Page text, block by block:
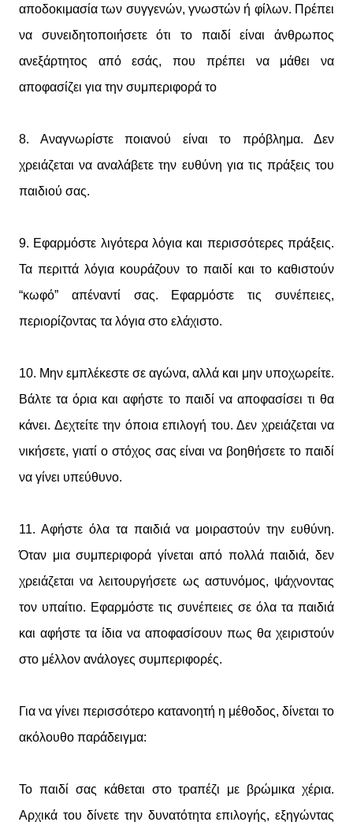
αποδοκιμασία των συγγενών, γνωστών ή φίλων. Πρέπει
να συνειδητοποιήσετε ότι το παιδί είναι άνθρωπος
ανεξάρτητος από εσάς, που πρέπει να μάθει να
αποφασίζει για την συμπεριφορά το
8. Αναγνωρίστε ποιανού είναι το πρόβλημα. Δεν
χρειάζεται να αναλάβετε την ευθύνη για τις πράξεις του
παιδιού σας.
9. Εφαρμόστε λιγότερα λόγια και περισσότερες πράξεις.
Τα περιττά λόγια κουράζουν το παιδί και το καθιστούν
“κωφό” απέναντί σας. Εφαρμόστε τις συνέπειες,
περιορίζοντας τα λόγια στο ελάχιστο.
10. Μην εμπλέκεστε σε αγώνα, αλλά και μην υποχωρείτε.
Βάλτε τα όρια και αφήστε το παιδί να αποφασίσει τι θα
κάνει. Δεχτείτε την όποια επιλογή του. Δεν χρειάζεται να
νικήσετε, γιατί ο στόχος σας είναι να βοηθήσετε το παιδί
να γίνει υπεύθυνο.
11. Αφήστε όλα τα παιδιά να μοιραστούν την ευθύνη.
Όταν μια συμπεριφορά γίνεται από πολλά παιδιά, δεν
χρειάζεται να λειτουργήσετε ως αστυνόμος, ψάχνοντας
τον υπαίτιο. Εφαρμόστε τις συνέπειες σε όλα τα παιδιά
και αφήστε τα ίδια να αποφασίσουν πως θα χειριστούν
στο μέλλον ανάλογες συμπεριφορές.
Για να γίνει περισσότερο κατανοητή η μέθοδος, δίνεται το
ακόλουθο παράδειγμα:
Το παιδί σας κάθεται στο τραπέζι με βρώμικα χέρια.
Αρχικά του δίνετε την δυνατότητα επιλογής, εξηγώντας